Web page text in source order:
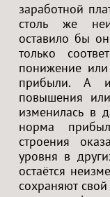
заработной
столь же
оставило бы
только
понижение
прибыли. А
повышения
изменилась в
норма
строения
уровня в
остаётся
сохраняют